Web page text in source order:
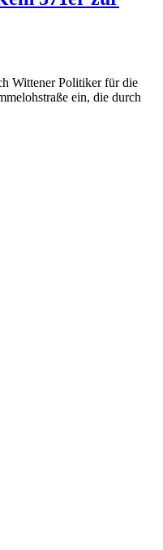
Wittener Politiker für die
ein, die durch